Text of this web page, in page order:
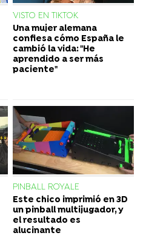
VISTO EN TIKTOK
Una mujer alemana
confiesa cómo España le
cambió la vida: "He
aprendido a ser más
paciente"
PINBALL ROYALE
Este chico imprimió en 3D
un pinball multijugador, y
el resultado es
alucinante